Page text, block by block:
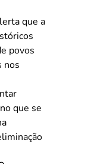
que a
povos
nos
que se